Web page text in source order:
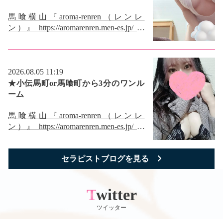
円→23000円 で提供させて頂きます 丁
寧にリンパマッサージを施術したコー
求めのお客様におススメのコース。
れます。 地域NO1メンズエステ宣言
です↓お得な情報もりだくさん
https://www.esthe-ranking.jp/nihonbashi/
https://kmp2-taro.net/nihonbashi-
aromarenren-02/ ★富田さん体験取材ブ
area/tokyo-009/momitaiken-508/ ★08月07
日(金)出勤予定です ★麻木さん10:00～
★早川さん11:00～ ★神坂さん18:00～
馬喰横山『aroma-renren（レンレ
ン）』 https://aromarenren.men-es.jp/ ワ
時間をお約束いたします。 ただいま
だけ入会金 無料 オールタイム90分以
上のコースが割引になります 90分コ
ース17000円→15000円 120分コース
円→23000円 で提供させて頂きます 丁
寧にリンパマッサージを施術したコー
求めのお客様におススメのコース。
ワンランク上の夢のような時間に包ま
れます。 地域NO1メンズエステ宣言
https://www.esthe-ranking.jp/nihonbashi/
★東村さん体験取材ブログ↓
https://kmp2-taro.net/nihonbashi-
2026.08.05 11:19
★小伝馬町or馬喰町から3分のワンル
ーム
馬喰横山『aroma-renren（レンレ
ン）』 https://aromarenren.men-es.jp/ ワ
時間をお約束いたします。 ただいま
オープン記念イベント実施中です! 今
だけ入会金 無料 オールタイム90分以
ース17000円→15000円 120分コース
21000円→19000円 150分コース25000
セラピストブログを見る
Twitter
ツイッター